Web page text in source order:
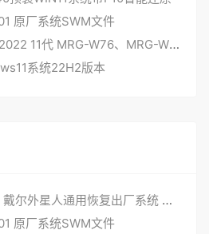
原厂系统SWM文件
华为MateBook X Pro 2022 11代 MRG-W76、MRG-W56 原厂windows11系统工厂模式 带F10华为智能一键还原
系统22H2版本
戴尔出厂系统部署工具 戴尔外星人通用恢复出厂系统 DELLDHZ-V6更新
原厂系统SWM文件